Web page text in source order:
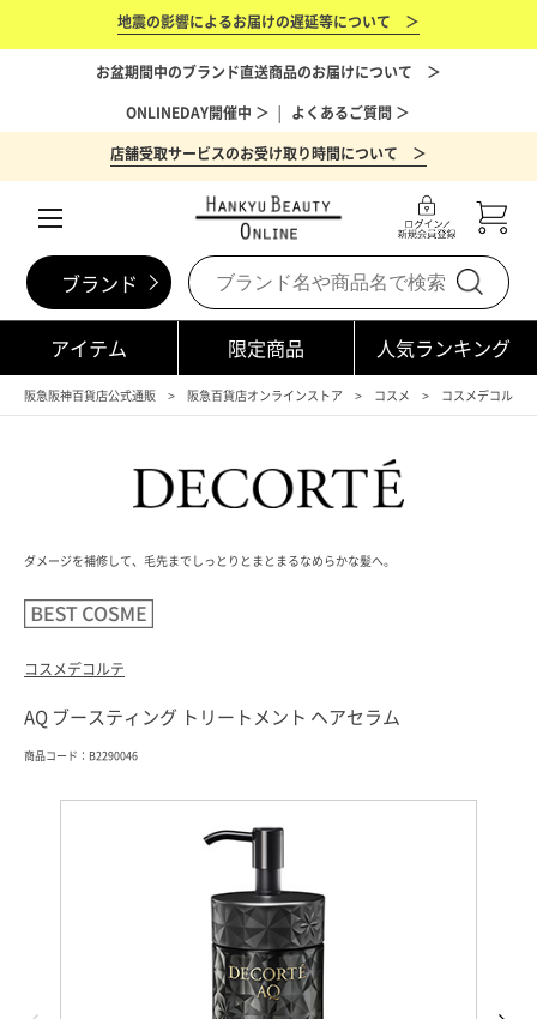
地震の影響によるお届けの遅延等について ＞
お盆期間中のブランド直送商品のお届けについて ＞
ONLINEDAY開催中 ＞ │ よくあるご質問 ＞
店舗受取サービスのお受け取り時間について ＞
ブランド
アイテム 限定商品 人気ランキング
阪急阪神百貨店公式通販 阪急百貨店オンラインストア コスメ コスメデコルテ
ダメージを補修して、毛先までしっとりとまとまるなめらかな髪へ。
コスメデコルテ
AQ ブースティング トリートメント ヘアセラム
商品コード：B2290046